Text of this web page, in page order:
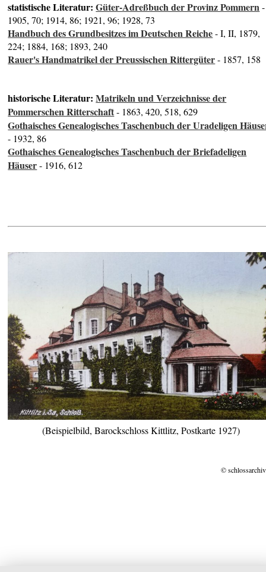
statistische Literatur:Güter-Adreßbuch der Provinz Pommern-
1905, 70; 1914, 86; 1921, 96; 1928, 73
Handbuch des Grundbesitzes im Deutschen Reiche- I, II, 1879,
224; 1884, 168; 1893, 240
Rauer's Handmatrikel der Preussischen Rittergüter- 1857, 158
historische Literatur:Matrikeln und Verzeichnisse der
Pommerschen Ritterschaft- 1863, 420, 518, 629
Gothaisches Genealogisches Taschenbuch der Uradeligen
- 1932, 86
Gothaisches Genealogisches Taschenbuch der Briefadeligen
Häuser- 1916, 612
(Beispielbild, Barockschloss Kittlitz, Postkarte 1927)
©